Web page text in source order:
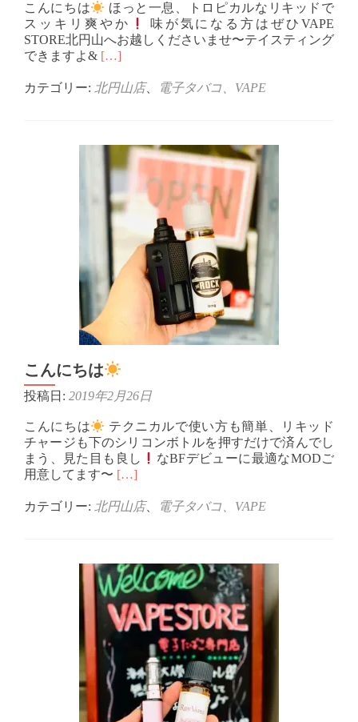
こんにちは
ほっと一息、トロピカルなリキッドで
スッキリ爽やか
味が気になる方はぜひVAPE
STORE北円山へお越しくださいませ〜テイスティング
できますよ& Read
about
は
[…]
カテゴリー: 北円山店、 電子タバコ、VAPE
こんにちは
投稿日: 2019年2月26日
こんにちは
テクニカルで使い方も簡単、リキッド
チャージも下のシリコンボトルを押すだけで済んでし
まう、見た目も良し
なBFデビューに最適なMODご
用意してます〜 Read
about
ち
は
[…]
カテゴリー: 北円山店、 電子タバコ、VAPE